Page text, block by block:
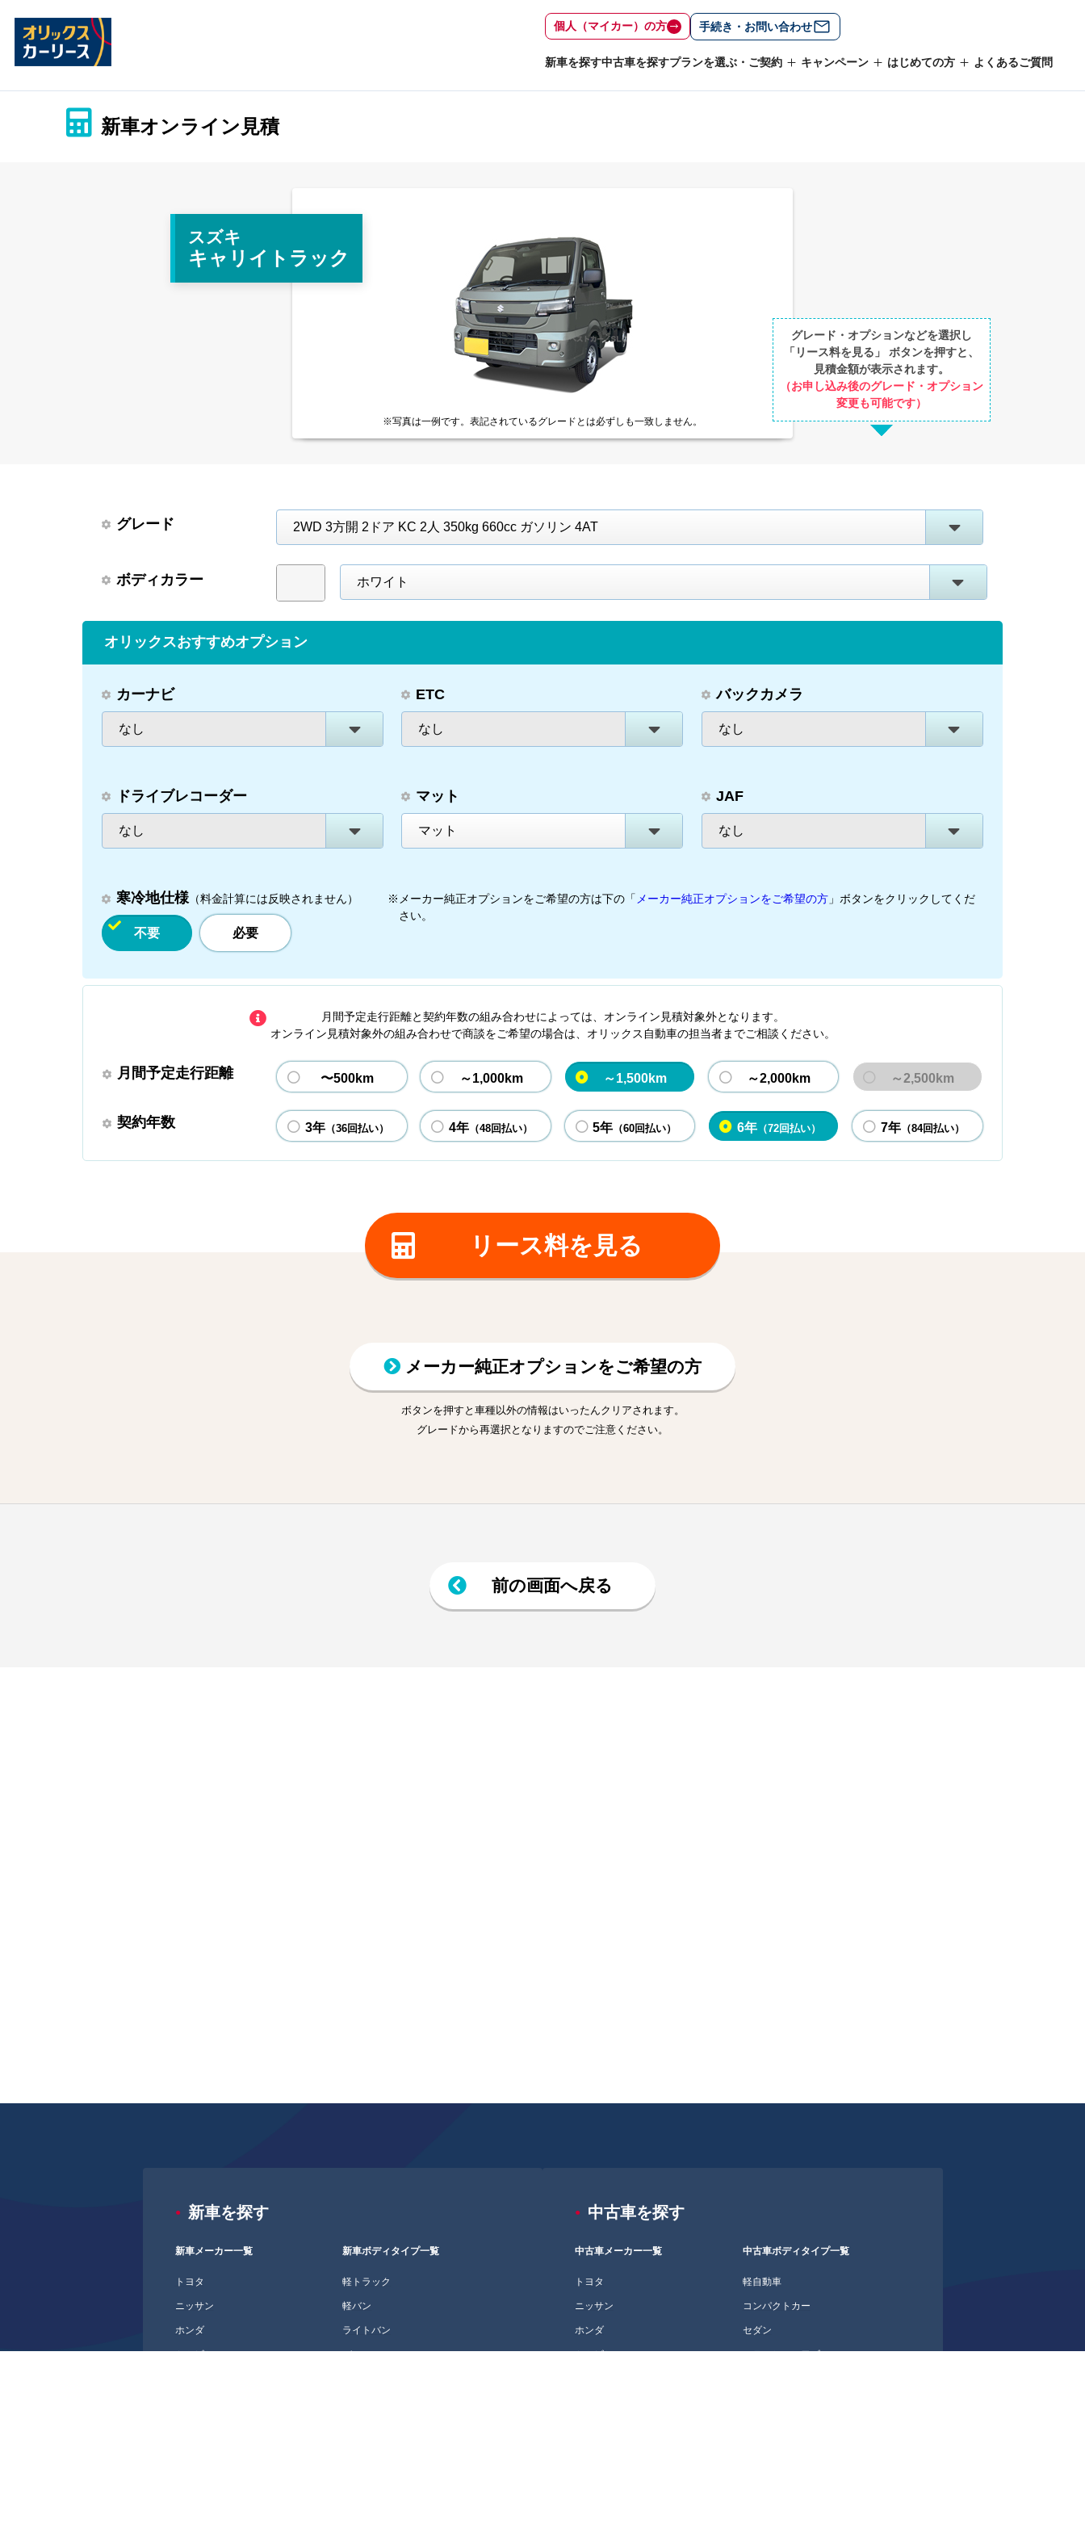
個人（マイカー）の方 手続き・お問い合わせ
新車を探す中古車を探すプランを選ぶ・ご契約 キャンペーン はじめての方 よくあるご質問
新車オンライン見積
スズキ
キャリイトラック
※写真は一例です。 表記されているグレードとは必ずしも一致しません。
グレード・オプションなどを選択し
「リース料を見る」 ボタンを押すと、
見積金額が表示されます。
（お申し込み後のグレード・オプション
変更も可能です）
グレード 2WD 3方開 2ドア KC 2人 350kg 660cc ガソリン 4AT
ボディカラー ホワイト
オリックスおすすめオプション
カーナビ
なし
ETC
なし
バックカメラ
なし
ドライブレコーダー
なし
マット
マット
JAF
なし
寒冷地仕様（料金計算には反映されません）
不要 必要
※メーカー純正オプションをご希望の方は下の「 メーカー純正オプションをご希望の方 」ボタンをクリックしてくだ
さい。
月間予定走行距離と契約年数の組み合わせによっては、オンライン見積対象外となります。
オンライン見積対象外の組み合わせで商談をご希望の場合は、オリックス自動車の担当者までご相談ください。
月間予定走行距離 〜500km ～1,000km ～1,500km ～2,000km ～2,500km
契約年数 3年（36回払い） 4年 （48回払い） 5年 （60回払い） 6年（72回払い） 7年（84回払い）
リース料を見る
メーカー純正オプションをご希望の方
ボタンを押すと車種以外の情報はいったんクリアされます。
グレードから再選択となりますのでご注意ください。
前の画面へ戻る
新車を探す
新車メーカー一覧
トヨタ
ニッサン
ホンダ
ミツビシ
新車ボディタイプ一覧
軽トラック
軽バン
ライトバン
バン
中古車を探す
中古車メーカー一覧
トヨタ
ニッサン
ホンダ
ミツビシ
中古車ボディタイプ一覧
軽自動車
コンパクトカー
セダン
ステーションワゴン